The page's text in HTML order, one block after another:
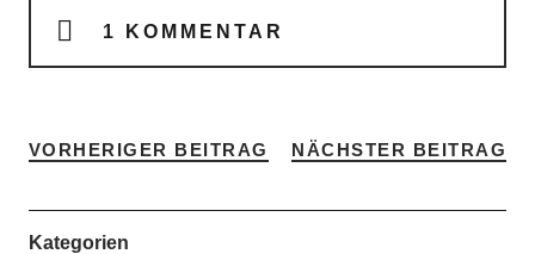
1 KOMMENTAR
VORHERIGER BEITRAG NÄCHSTER BEITRAG
Kategorien